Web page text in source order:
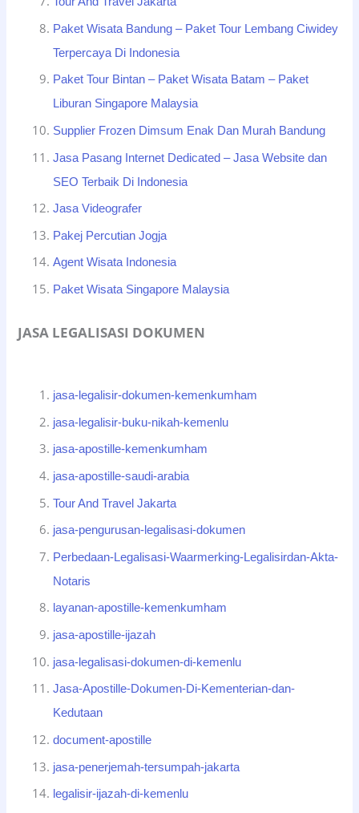
Paket Wisata Bandung – Paket Tour Lembang Ciwidey
Terpercaya Di Indonesia
Paket Tour Bintan – Paket Wisata Batam – Paket
Liburan Singapore Malaysia
Supplier Frozen Dimsum Enak Dan Murah Bandung
Jasa Pasang Internet Dedicated – Jasa Website dan
SEO Terbaik Di Indonesia
Jasa Videografer
Pakej Percutian Jogja
Agent Wisata Indonesia
Paket Wisata Singapore Malaysia
JASA LEGALISASI DOKUMEN
jasa-legalisir-dokumen-kemenkumham
jasa-legalisir-buku-nikah-kemenlu
jasa-apostille-kemenkumham
jasa-apostille-saudi-arabia
Tour And Travel Jakarta
jasa-pengurusan-legalisasi-dokumen
Perbedaan-Legalisasi-Waarmerking-Legalisirdan-Akta-
Notaris
layanan-apostille-kemenkumham
jasa-apostille-ijazah
jasa-legalisasi-dokumen-di-kemenlu
Jasa-Apostille-Dokumen-Di-Kementerian-dan-
Kedutaan
document-apostille
jasa-penerjemah-tersumpah-jakarta
legalisir-ijazah-di-kemenlu